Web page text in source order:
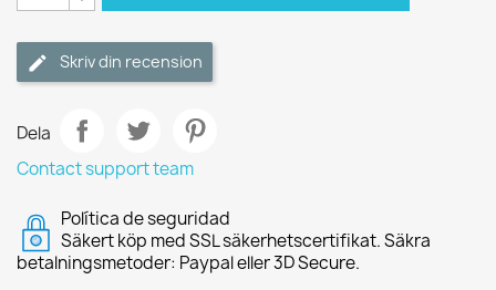
Skriv din recension
Dela
Contact support team
Política de seguridad
Säkert köp med SSL säkerhetscertifikat. Säkra
betalningsmetoder: Paypal eller 3D Secure.